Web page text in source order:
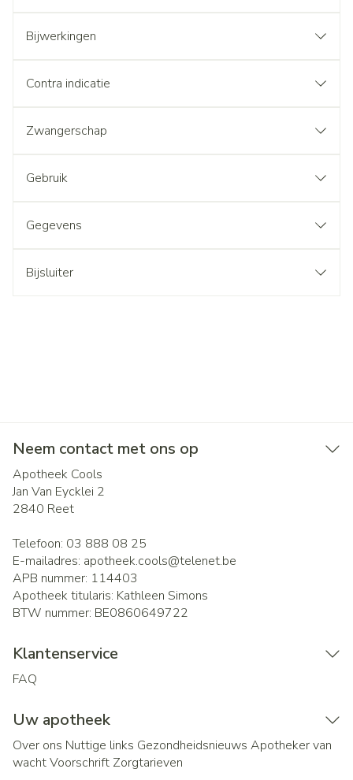
Bijwerkingen
Contra indicatie
Zwangerschap
Gebruik
Gegevens
Bijsluiter
Neem contact met ons op
Apotheek Cools
Jan Van Eycklei 2
2840 Reet
Telefoon: 03 888 08 25
E-mailadres: apotheek.cools@telenet.be
APB nummer: 114403
Apotheek titularis: Kathleen Simons
BTW nummer: BE0860649722
Klantenservice
FAQ
Uw apotheek
Over ons Nuttige links Gezondheidsnieuws Apotheker van
wachtVoorschrift Zorgtarieven